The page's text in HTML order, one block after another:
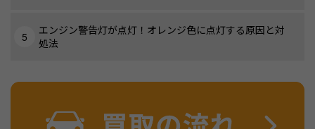
エンジン警告灯が点灯！オレンジ色に点灯する原因と対
処法